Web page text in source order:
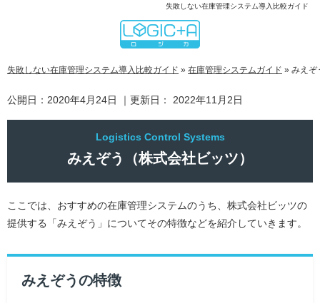
失敗しない在庫管理システム導入比較ガイド
失敗しない在庫管理システム導入比較ガイド » 在庫管理システムガイド » みえぞ
公開日： 2020年4月24日 ｜更新日： 2022年11月2日
みえぞう（株式会社ビッツ）
ここでは、おすすめの在庫管理システムのうち、株式会社ビッツの
提供する「みえぞう」についてその特徴などを紹介していきます。
みえぞうの特徴